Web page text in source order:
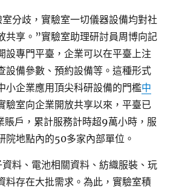
分歧，實驗室一切儀器設備均對社
共享。”實驗室助理研討員周博向記
設專門平臺，企業可以在平臺上注
設備參數、預約設備等。這種形式
小企業應用頂尖科研設備的門檻中
驗室向企業開放共享以來，平臺已
賬戶，累計服務計時超9萬小時，服
院地點內的50多家內部單位。
料、電池相關資料、紡織服裝、玩
料存在大批需求。為此，實驗室積